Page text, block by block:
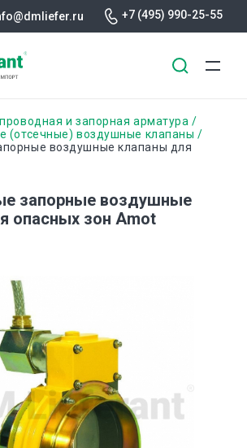
+7 (495) 990-25-55
и запорная арматура
(отсечные) воздушные клапаны
воздушные клапаны для
запорные воздушные
опасных зон Amot